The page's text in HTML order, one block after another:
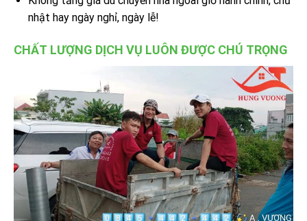
nhật hay ngày nghỉ, ngày lễ!
CHẤT LƯỢNG DỊCH VỤ LUÔN ĐƯỢC CHÚ TRỌNG